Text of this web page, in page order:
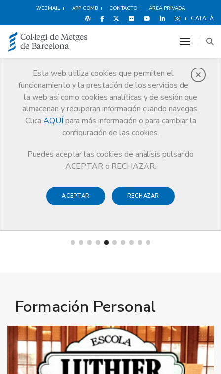
WEBMAIL APP COMB CONTACTO ÁREA PRIVADA
CATALÀ
Esta web utiliza cookies que permiten el
funcionamiento y la prestación de los servicios de
la web así como cookies analíticas y de sesión que
almacenan y recuperan información cuando navegas.
Clica AQUÍ para más información o para cambiar la
configuración de las cookies.
Puedes aceptar las cookies de anàlisis pulsando
ACEPTAR o RECHAZAR.
ACEPTAR RECHAZAR
toggle
Ventajas y
descuentos
Servicios Otros servicios
Ventajas y descuentos
Formación Personal
Escuela Luthier
Formación Personal